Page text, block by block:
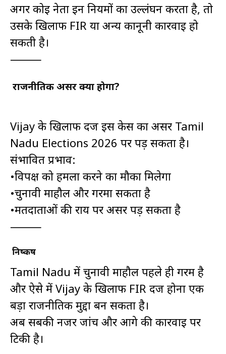
अगर कोई नेता इन नियमों का उल्लंघन करता है, तो
उसके खिलाफ FIR या अन्य कानूनी कार्रवाई हो
सकती है।
⸻
राजनीतिक असर क्या होगा?
Vijay के खिलाफ दर्ज इस केस का असर Tamil
Nadu Elections 2026 पर पड़ सकता है।
संभावित प्रभाव:
•विपक्ष को हमला करने का मौका मिलेगा
•चुनावी माहौल और गरमा सकता है
•मतदाताओं की राय पर असर पड़ सकता है
⸻
निष्कर्ष
Tamil Nadu में चुनावी माहौल पहले ही गरम है
और ऐसे में Vijay के खिलाफ FIR दर्ज होना एक
बड़ा राजनीतिक मुद्दा बन सकता है।
अब सबकी नजर जांच और आगे की कार्रवाई पर
टिकी है।